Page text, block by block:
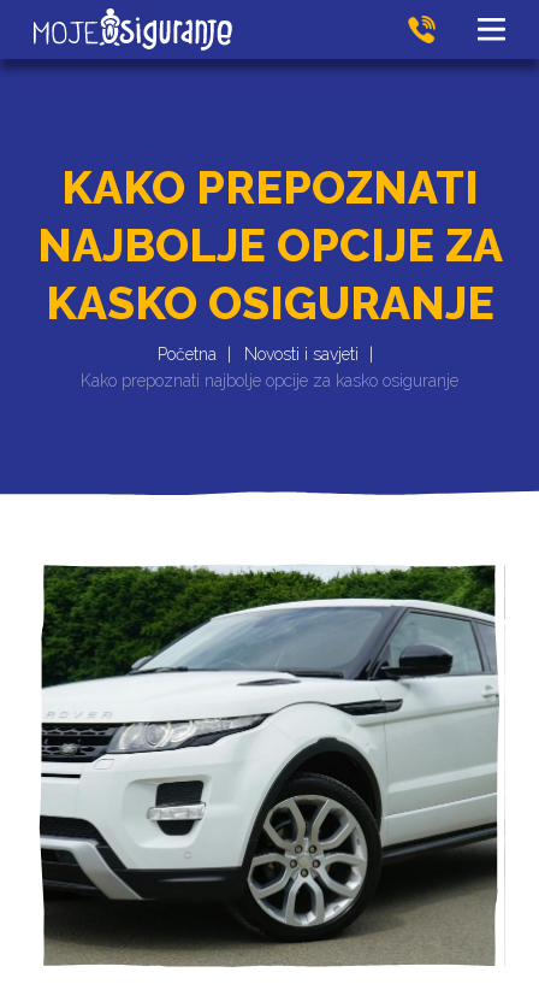
KAKO PREPOZNATI
NAJBOLJE OPCIJE ZA
KASKO OSIGURANJE
Početna
Novosti i savjeti
Kako prepoznati najbolje opcije za kasko osiguranje